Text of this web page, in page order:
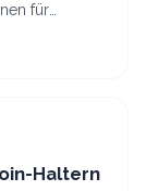
für
nun die
Haltern